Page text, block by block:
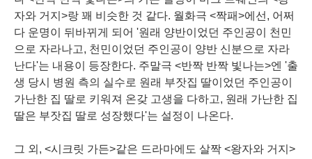
자와 거지>랑 꽤 비슷한 것 같다. 월화극 <짝패>에선, 어쩌
다 운명이 뒤바뀌게 되어 '원래 양반이었던 주인공이 천민
으로 자라나고, 천민이었던 주인공이 양반 신분으로 자라
난다'는 내용이 등장한다. 주말극 <반짝 반짝 빛나는>엔 '출
생 당시 병원 측의 실수로 원래 부잣집 딸이었던 주인공이
가난한 집 딸로 키워져 온갖 고생을 다하고, 원래 가난한 집
딸은 부잣집 딸로 성장했다'는 설정이 나온다.
그 외, <시크릿 가든>같은 드라마에도 살짝 <왕자와 거지>